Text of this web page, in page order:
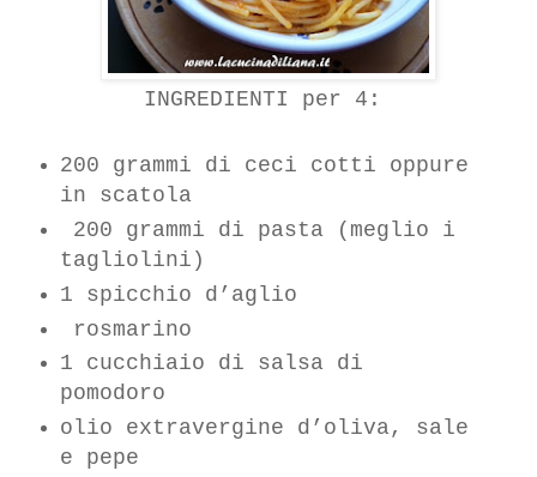
INGREDIENTI per 4:
200 grammi di ceci cotti oppure
in scatola
200 grammi di pasta (meglio i
tagliolini)
1 spicchio d’aglio
rosmarino
1 cucchiaio di salsa di
pomodoro
olio extravergine d’oliva, sale
e pepe